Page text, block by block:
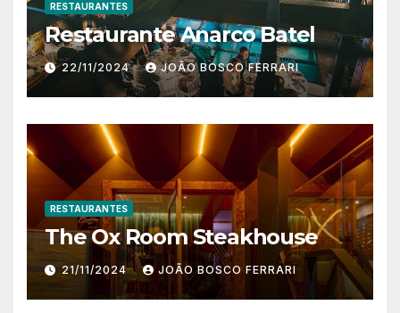
RESTAURANTES
Restaurante Anarco Batel
22/11/2024 JOÃO BOSCO FERRARI
RESTAURANTES
The Ox Room Steakhouse
21/11/2024 JOÃO BOSCO FERRARI